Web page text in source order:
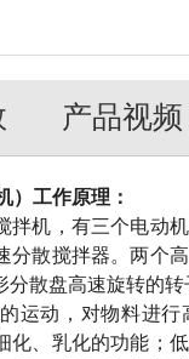
产品视频
）工作原理：
机，有三个电动
分散搅拌器。两个
散盘高速旋转的
运动，对物料进
化、乳化的功能；